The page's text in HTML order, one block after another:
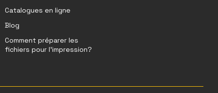
Catalogues en ligne
Blog
Comment préparer les
fichiers pour l’impression?